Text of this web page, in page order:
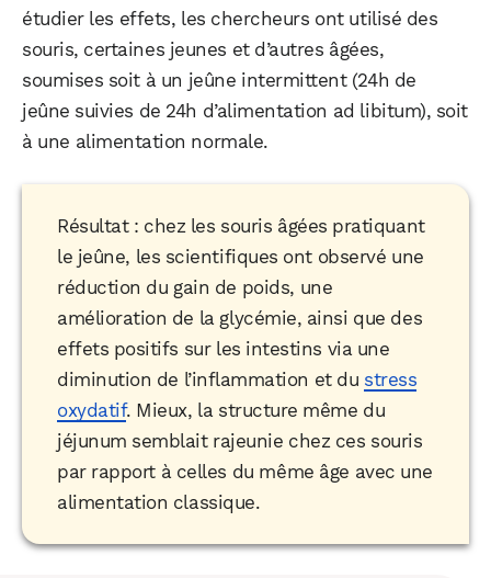
étudier les effets, les chercheurs ont utilisé des
souris, certaines jeunes et d’autres âgées,
soumises soit à un jeûne intermittent (24h de
jeûne suivies de 24h d’alimentation ad libitum), soit
à une alimentation normale.
Résultat : chez les souris âgées pratiquant
le jeûne, les scientifiques ont observé une
réduction du gain de poids, une
amélioration de la glycémie, ainsi que des
effets positifs sur les intestins via une
diminution de l’inflammation et du stress
oxydatif. Mieux, la structure même du
jéjunum semblait rajeunie chez ces souris
par rapport à celles du même âge avec une
alimentation classique.